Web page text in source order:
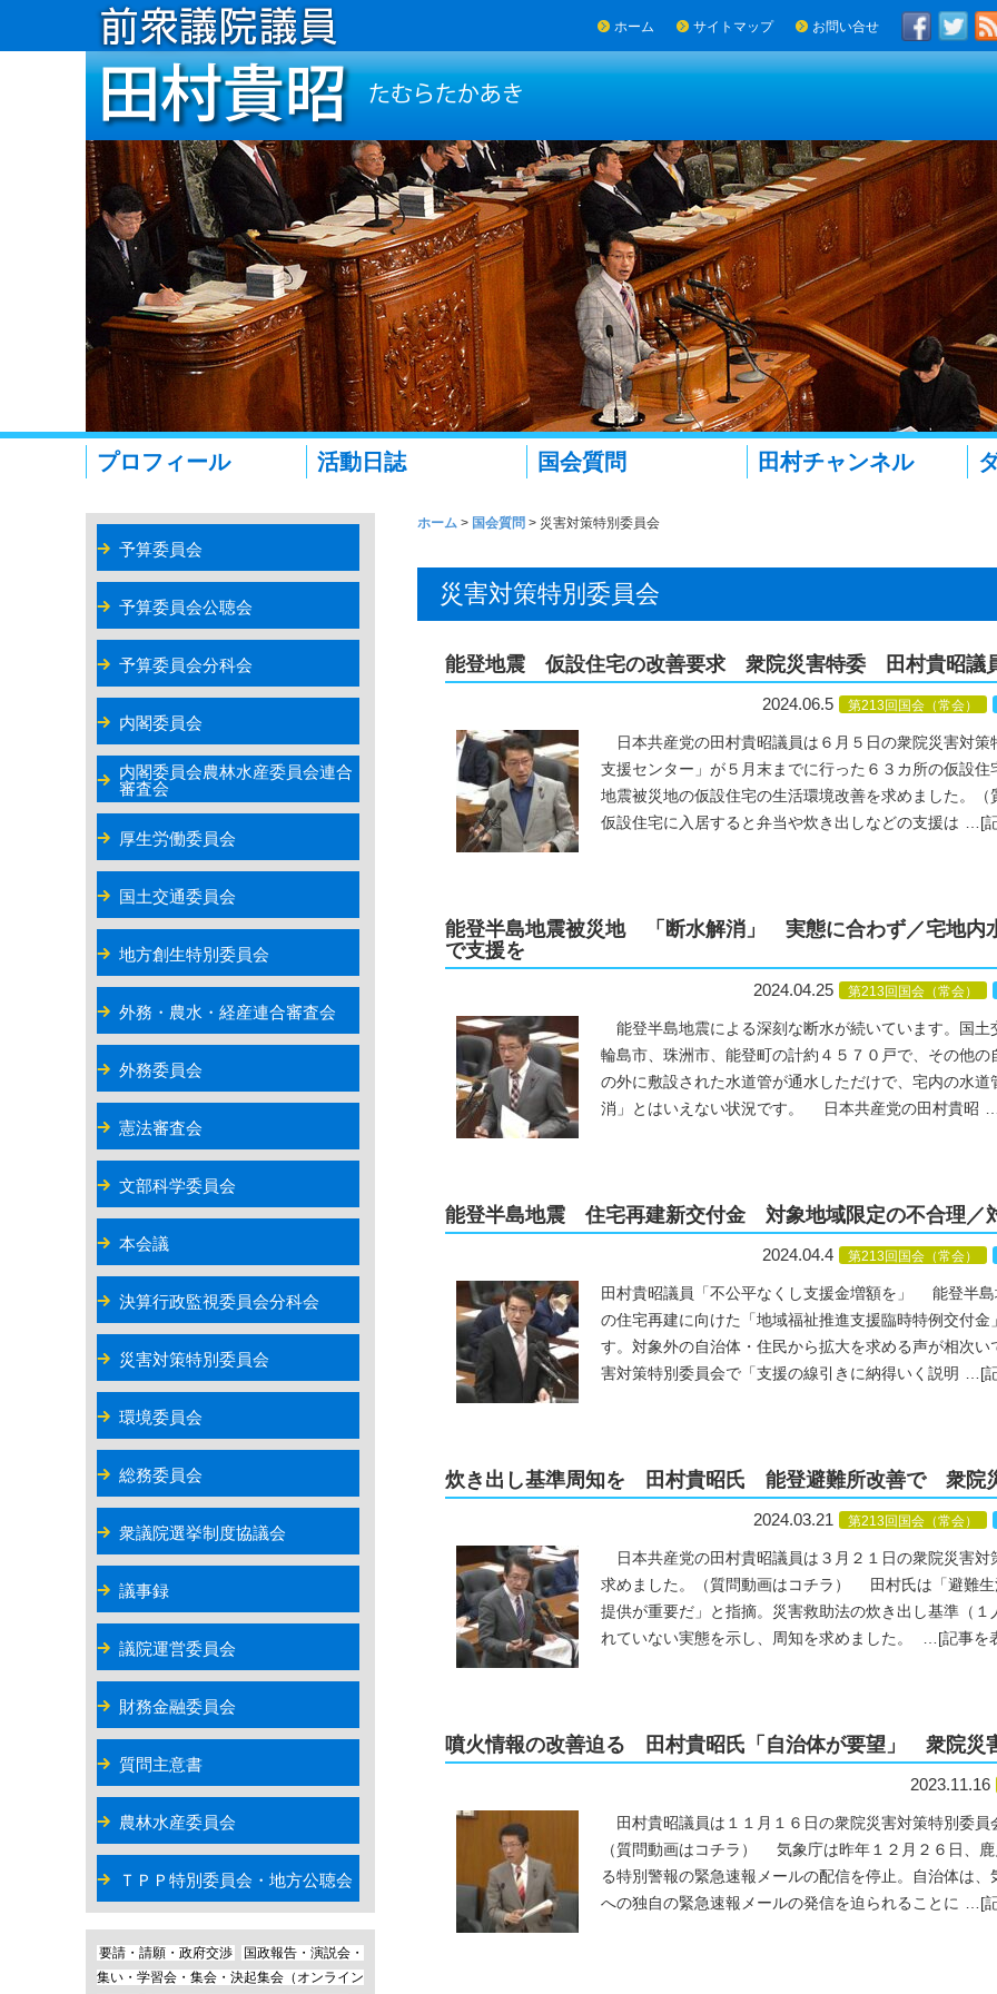
ホーム サイトマップ お問い合せ
プロフィール 活動日誌 国会質問 田村チャンネル
ホーム> 国会質問 > 災害対策特別委員会
災害対策特別委員会
能登地震 仮設住宅の改善要求 衆院災害特委 田村貴昭議
2024.06.5 第213回国会（常会）
日本共産党の田村貴昭議員は６月５日の衆院災害対
支援センター」が５月末までに行った６３カ所の仮設
地震被災地の仮設住宅の生活環境改善を求めました。
仮設住宅に入居すると弁当や炊き出しなどの支援は … [
能登半島地震被災地 「断水解消」 実態に合わず／宅地
で支援を
2024.04.25 第213回国会（常会）
能登半島地震による深刻な断水が続いています。国
輪島市、珠洲市、能登町の計約４５７０戸で、その他
の外に敷設された水道管が通水しただけで、宅内の水
消」とはいえない状況です。 日本共産党の田村貴昭
能登半島地震 住宅再建新交付金 対象地域限定の不合理／
2024.04.4 第213回国会（常会）
田村貴昭議員「不公平なくし支援金増額を」 能登半
の住宅再建に向けた「地域福祉推進支援臨時特例交付
す。対象外の自治体・住民から拡大を求める声が相次
害対策特別委員会で「支援の線引きに納得いく説明 … [
炊き出し基準周知を 田村貴昭氏 能登避難所改善で 衆院
2024.03.21 第213回国会（常会）
日本共産党の田村貴昭議員は３月２１日の衆院災害
求めました。（質問動画はコチラ） 田村氏は「避難
提供が重要だ」と指摘。災害救助法の炊き出し基準（
れていない実態を示し、周知を求めました。
… [記事を
噴火情報の改善迫る 田村貴昭氏「自治体が要望」 衆院災
2023.11.16
田村貴昭議員は１１月１６日の衆院災害対策特別委
（質問動画はコチラ） 気象庁は昨年１２月２６日、
る特別警報の緊急速報メールの配信を停止。自治体は
への独自の緊急速報メールの発信を迫られることに … [
予算委員会
予算委員会公聴会
予算委員会分科会
内閣委員会
内閣委員会農林水産委員会連合
審査会
厚生労働委員会
国土交通委員会
地方創生特別委員会
外務・農水・経産連合審査会
外務委員会
憲法審査会
文部科学委員会
本会議
決算行政監視委員会分科会
災害対策特別委員会
環境委員会
総務委員会
衆議院選挙制度協議会
議事録
議院運営委員会
財務金融委員会
質問主意書
農林水産委員会
ＴＰＰ特別委員会・地方公聴会
要請・請願・政府交渉
国政報告・演説会・
集い・学習会・集会・決起集会（オンライン